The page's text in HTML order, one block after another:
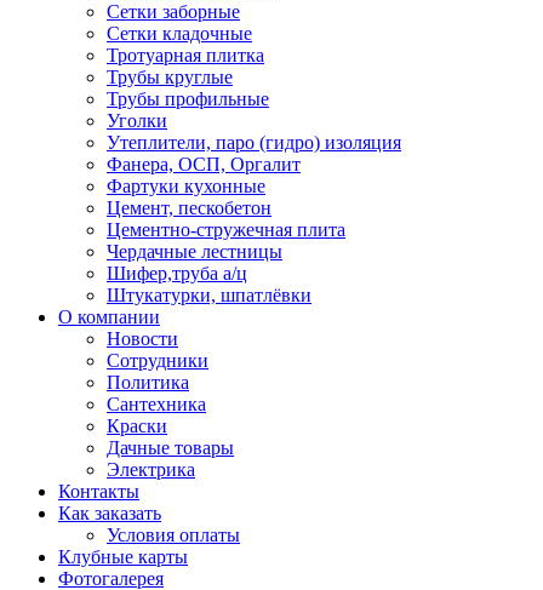
Сетки заборные
Сетки кладочные
Тротуарная плитка
Трубы круглые
Трубы профильные
Уголки
Утеплители, паро (гидро) изоляция
Фанера, ОСП, Оргалит
Фартуки кухонные
Цемент, пескобетон
Цементно-стружечная плита
Чердачные лестницы
Шифер,труба а/ц
Штукатурки, шпатлёвки
О компании
Новости
Сотрудники
Политика
Сантехника
Краски
Дачные товары
Электрика
Контакты
Как заказать
Условия оплаты
Клубные карты
Фотогалерея